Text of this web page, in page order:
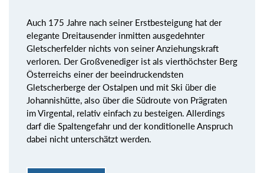
Auch 175 Jahre nach seiner Erstbesteigung hat der
elegante Dreitausender inmitten ausgedehnter
Gletscherfelder nichts von seiner Anziehungskraft
verloren. Der Großvenediger ist als vierthöchster Berg
Österreichs einer der beeindruckendsten
Gletscherberge der Ostalpen und mit Ski über die
Johannishütte, also über die Südroute von Prägraten
im Virgental, relativ einfach zu besteigen. Allerdings
darf die Spaltengefahr und der konditionelle Anspruch
dabei nicht unterschätzt werden.